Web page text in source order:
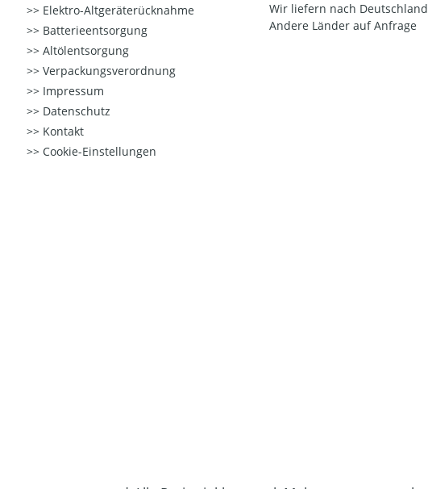
Elektro-Altgeräterücknahme
Batterieentsorgung
Altölentsorgung
Verpackungsverordnung
Impressum
Datenschutz
Kontakt
Cookie-Einstellungen
Wir liefern nach Deutschland
Andere Länder auf Anfrage